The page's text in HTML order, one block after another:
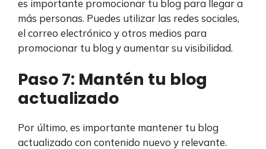
es importante promocionar tu blog para llegar a
más personas. Puedes utilizar las redes sociales,
el correo electrónico y otros medios para
promocionar tu blog y aumentar su visibilidad.
Paso 7: Mantén tu blog
actualizado
Por último, es importante mantener tu blog
actualizado con contenido nuevo y relevante.